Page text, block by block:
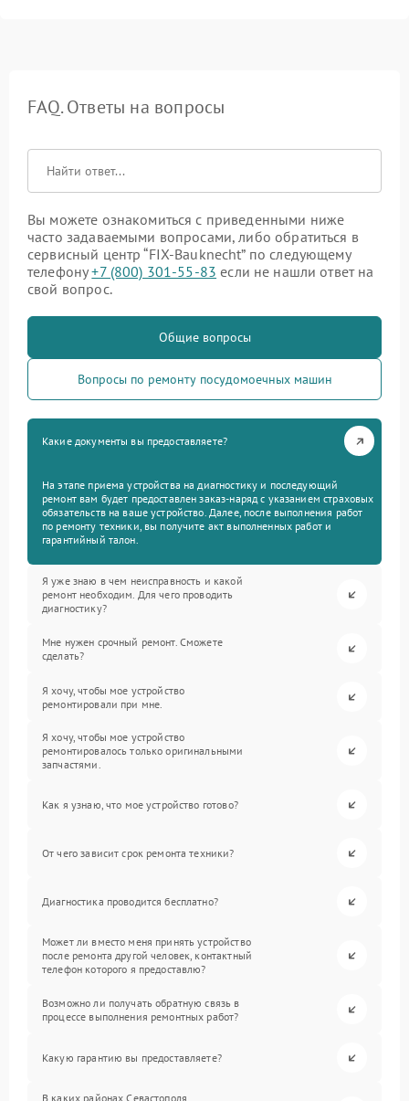
FAQ. Ответы на вопросы
Вы можете ознакомиться с приведенными ниже
часто задаваемыми вопросами, либо обратиться в
сервисный центр “FIX-Bauknecht” по следующему
телефону+7 (800) 301-55-83 если не нашли ответ на
свой вопрос.
Общие вопросы
Вопросы по ремонту посудомоечных машин
Какие документы вы предоставляете?
На этапе приема устройства на диагностику и последующий
ремонт вам будет предоставлен заказ-наряд с указанием страховых
обязательств на ваше устройство. Далее, после выполнения работ
по ремонту техники, вы получите акт выполненных работ и
гарантийный талон.
Я уже знаю в чем неисправность и какой
ремонт необходим. Для чего проводить
диагностику?
Мне нужен срочный ремонт. Сможете
сделать?
Я хочу, чтобы мое устройство
ремонтировали при мне.
Я хочу, чтобы мое устройство
ремонтировалось только оригинальными
запчастями.
Как я узнаю, что мое устройство готово?
От чего зависит срок ремонта техники?
Диагностика проводится бесплатно?
Может ли вместо меня принять устройство
после ремонта другой человек, контактный
телефон которого я предоставлю?
Возможно ли получать обратную связь в
процессе выполнения ремонтных работ?
Какую гарантию вы предоставляете?
В каких районах Севастополя